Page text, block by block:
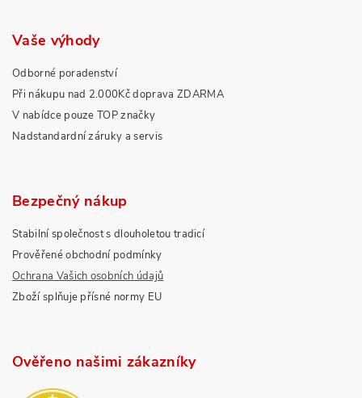
Vaše výhody
Odborné poradenství
Při nákupu nad 2.000Kč doprava ZDARMA
V nabídce pouze TOP značky
Nadstandardní záruky a servis
Bezpečný nákup
Stabilní společnost s dlouholetou tradicí
Prověřené obchodní podmínky
Ochrana Vašich osobních údajů
Zboží splňuje přísné normy EU
Ověřeno našimi zákazníky